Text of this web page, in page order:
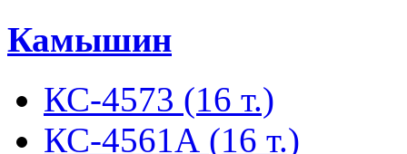
Камышин
КС-4573 (16 т.)
КС-4561А (16 т.)